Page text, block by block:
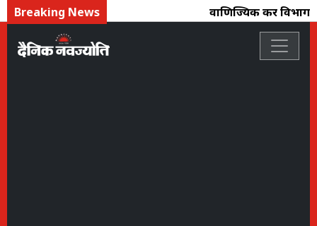
Breaking News वाणिज्यिक कर विभाग